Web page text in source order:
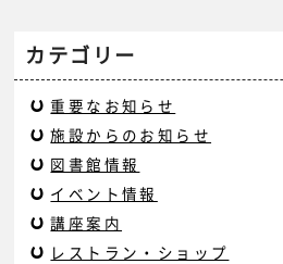
カテゴリー
重要なお知らせ
施設からのお知らせ
図書館情報
イベント情報
講座案内
レストラン・ショップ